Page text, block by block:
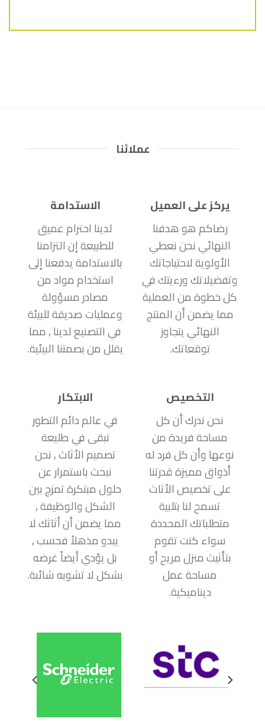
عملائنا
يركز على العميل
رضاكم هو هدفنا
النهائي نحن نعطي
الأولوية لاحتياجاتك
وتفضيلاتك ورءيتك في
كل خطوة من العملية
مما يضمن أن المنتج
النهائي يتجاوز
توقعاتك.
الاستدامة
لدينا احترام عميق
للطبيعة إن التزامنا
بالاستدامة يدفعنا إلى
استخدام مواد من
مصادر مسؤولة
وعمليات صديقة للبيئة
في التصنيع لدينا , مما
يقلل من بصمتنا البيئية.
التخصيص
نحن ندرك أن كل
مساحة فريدة من
نوعها وأن كل فرد له
أذواق مميزة قدرتنا
على تخصيص الأثاث
تسمح لنا بتلبية
متطلباتك المحددة
سواء كنت تقوم
بتأثيث منزل مريح أو
مساحة عمل
ديناميكية.
الابتكار
في عالم دائم التطور
نبقى في طليعة
تصميم الأثاث , نحن
نبحث باستمرار عن
حلول مبتكرة تمزج بين
الشكل والوظيفة ,
مما يضمن أن أثاثك لا
يبدو مذهلاُ فحسب ,
بل يؤدي أيضاً غرضه
بشكل لا تشوبه شائبة.